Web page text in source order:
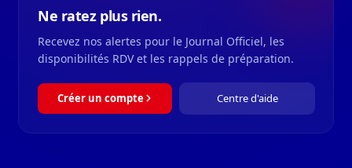
Ne ratez plus rien.
Recevez nos alertes pour le Journal Officiel, les
disponibilités RDV et les rappels de préparation.
Créer un compte Centre d'aide